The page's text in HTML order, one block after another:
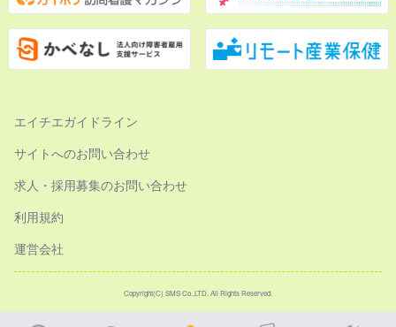
エイチエガイドライン
サイトへのお問い合わせ
求人・採用募集のお問い合わせ
利用規約
運営会社
Copyright(C) SMS Co.,LTD. All Rights Reserved.